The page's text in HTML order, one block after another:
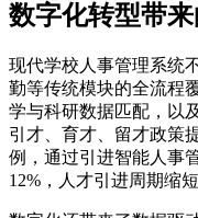
数字化转型带
现代学校人事管理系统
勤等传统模块的全流程
学与科研数据匹配，以
引才、育才、留才政策
例，通过引进智能人事
12%，人才引进周期缩短